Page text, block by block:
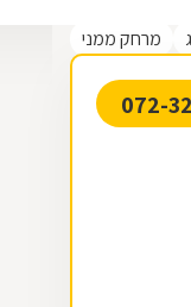
מרחק ממני